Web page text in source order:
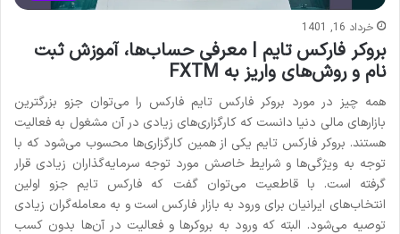
خرداد 16, 1401
بروکر فارکس تایم | معرفی حساب‌ها، آموزش ثبت
نام و روش‌های واریز به FXTM
همه چیز در مورد بروکر فارکس تایم فارکس را می‌توان جزو بزرگترین
بازارهای مالی دنیا دانست که کارگزاری‌های زیادی در آن مشغول به فعالیت
هستند. بروکر فارکس تایم یکی از همین کارگزاری‌ها محسوب می‌شود که با
توجه به ویژگی‌ها و شرایط خاصش مورد توجه سرمایه‌گذاران زیادی قرار
گرفته است. با قاطعیت می‌توان گفت که فارکس تایم جزو اولین
انتخاب‌های ایرانیان برای ورود به بازار فارکس است و به معامله‌گران زیادی
توصیه می‌شود. البته که ورود به بروکرها و فعالیت در آن‌ها بدون کسب